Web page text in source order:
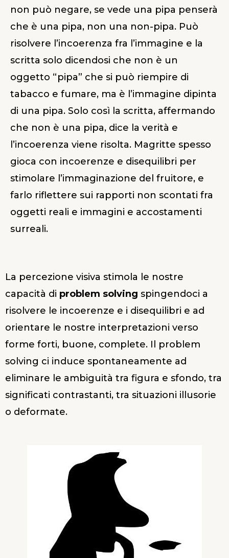
non può negare, se vede una pipa penserà
che è una pipa, non una non-pipa. Può
risolvere l’incoerenza fra l’immagine e la
scritta solo dicendosi che non è un
oggetto “pipa” che si può riempire di
tabacco e fumare, ma è l’immagine dipinta
di una pipa. Solo così la scritta, affermando
che non è una pipa, dice la verità e
l’incoerenza viene risolta. Magritte spesso
gioca con incoerenze e disequilibri per
stimolare l’immaginazione del fruitore, e
farlo riflettere sui rapporti non scontati fra
oggetti reali e immagini e accostamenti
surreali.
La percezione visiva stimola le nostre
capacità di problem solving spingendoci a
risolvere le incoerenze e i disequilibri e ad
orientare le nostre interpretazioni verso
forme forti, buone, complete. Il problem
solving ci induce spontaneamente ad
eliminare le ambiguità tra figura e sfondo, tra
significati contrastanti, tra situazioni illusorie
o deformate.